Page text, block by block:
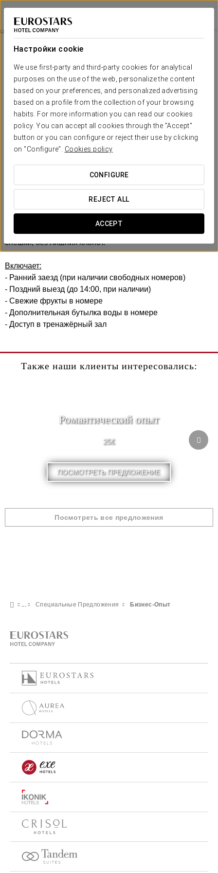
Настройки cookie
We use first-party and third-party cookies for analytical
purposes on the use of the web, personalize the content
based on your preferences, and personalized advertising
based on a profile from the collection of your browsing
habits. For more information you can read our cookies
policy. You can accept all cookies through the "Accept"
button or you can configure or reject their use by clicking
on "Configure". Cookies policy
CONFIGURE
REJECT ALL
ACCEPT
Exe Almería Centro
ALMERÍA
Бизнес-Опыт
10€
Бизнес-опыт
Гибкий график — всё продумано, чтобы соответствовать
В Exe Almería Centro мы создали этот бизнес-опыт с
заботой о вашей эффективности и комфорте. Без
спешки, без лишних хлопот.
Включает:
- Ранний заезд (при наличии свободных номеров)
- Поздний выезд (до 14:00, при наличии)
- Свежие фрукты в номере
- Дополнительная бутылка воды в номере
- Доступ в тренажёрный зал
Также наши клиенты интересовались:
Романтический опыт
25€
ПОСМОТРЕТЬ ПРЕДЛОЖЕНИЕ
Посмотреть все предложения
Специальные Предложения Бизнес-Опыт